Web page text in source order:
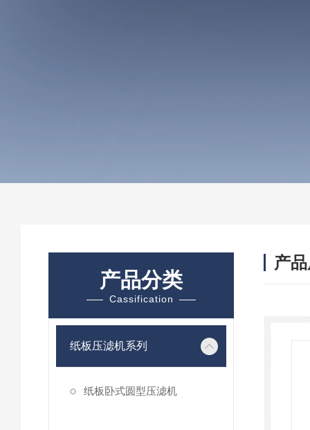
产品分类
Cassification
纸板压滤机系列
纸板卧式圆型压滤机
产